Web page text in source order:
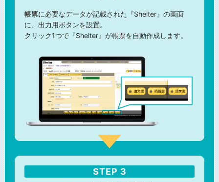
帳票に必要なデータが記載された『Shelter』の画面
に、出力用ボタンを設置。
クリック1つで『Shelter』が帳票を自動作成します。
STEP 3